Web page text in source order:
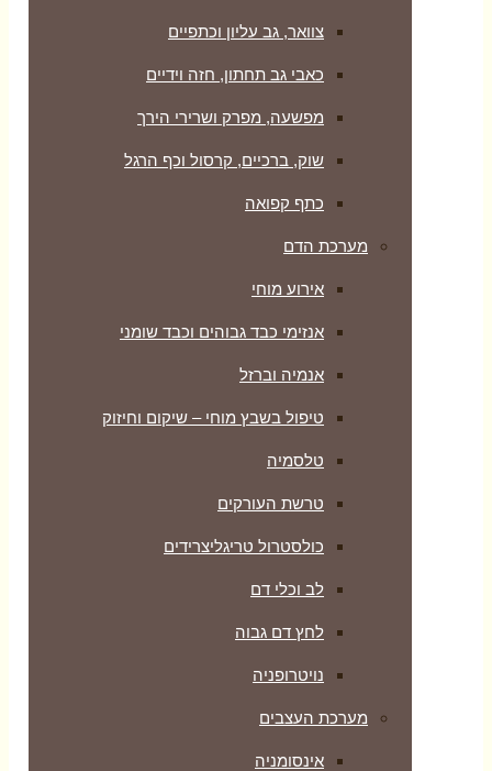
צוואר, גב עליון וכתפיים
כאבי גב תחתון, חזה וידיים
מפשעה, מפרק ושרירי הירך
שוק, ברכיים, קרסול וכף הרגל
כתף קפואה
מערכת הדם
אירוע מוחי
אנזימי כבד גבוהים וכבד שומני
אנמיה וברזל
טיפול בשבץ מוחי – שיקום וחיזוק
טלסמיה
טרשת העורקים
כולסטרול טריגליצרידים
לב וכלי דם
לחץ דם גבוה
נויטרופניה
מערכת העצבים
אינסומניה